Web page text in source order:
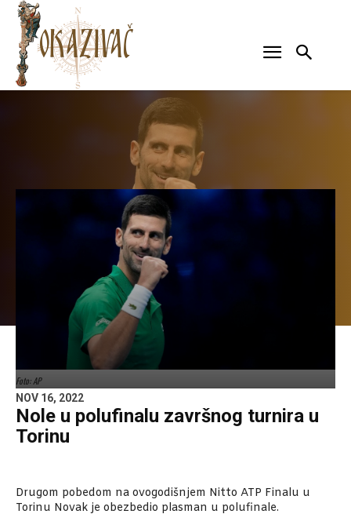
Foto: AP
NOV 16, 2022
Nole u polufinalu završnog turnira u
Torinu
Drugom pobedom na ovogodišnjem Nitto ATP Finalu u
Torinu Novak je obezbedio plasman u polufinale.